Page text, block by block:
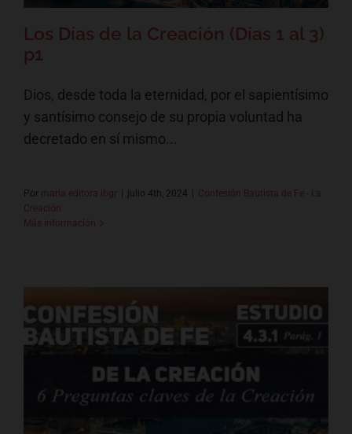
Los Días de la Creación (Días 1 al 3)
p1
Dios, desde toda la eternidad, por el sapientísimo
y santísimo consejo de su propia voluntad ha
decretado en sí mismo...
Por maria editora ibgr | julio 4th, 2024 | Confesión Bautista de Fe - La
Creación
Más información
6 Preguntas al Respecto de la
Creación
Confesión Bautista de Fe - La Creación